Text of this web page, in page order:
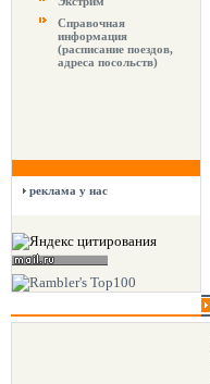
Справочная
информация
(расписание поездов,
адреса посольств)
реклама у нас